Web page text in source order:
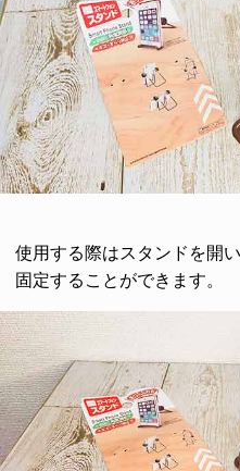
使用する際はスタンドを開
固定することができます。